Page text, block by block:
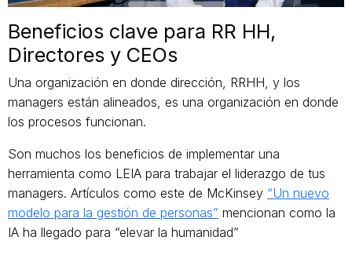
Beneficios clave para RR HH,
Directores y CEOs
Una organización en donde dirección, RRHH, y los
managers están alineados, es una organización en donde
los procesos funcionan.
Son muchos los beneficios de implementar una
herramienta como LEIA para trabajar el liderazgo de tus
managers. Artículos como este de McKinsey “Un nuevo
modelo para la gestión de personas” mencionan como la
IA ha llegado para “elevar la humanidad”